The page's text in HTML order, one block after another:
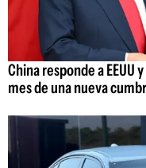
China responde a EEUU
mes de una nueva